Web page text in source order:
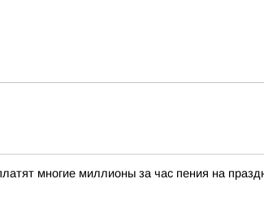
многие миллионы за час пения на